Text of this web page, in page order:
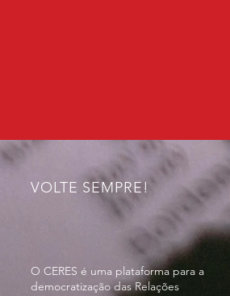
VOLTE SEMPRE!
O CERES é uma plataforma para a
democratização das Relações